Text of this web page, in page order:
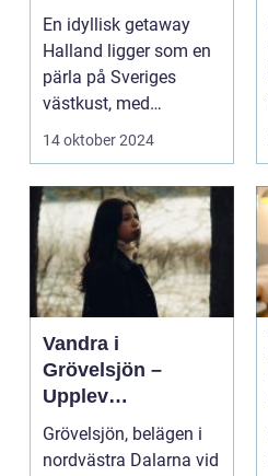
En idyllisk getaway
Halland ligger som en
pärla på Sveriges
västkust, med
fantastis...
14 oktober 2024
Vandra i
Grövelsjön –
Upplev
spektakulär natur
och
Grövelsjön, belägen i
nordvästra Dalarna vid